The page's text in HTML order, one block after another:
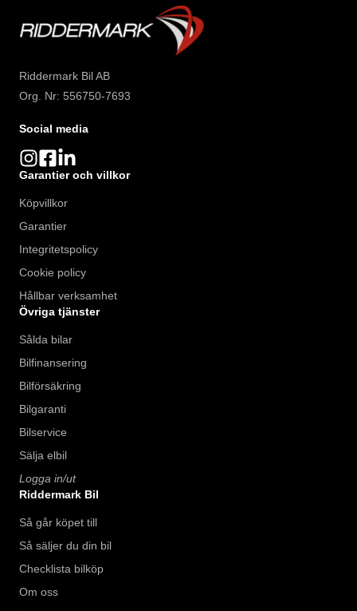
Riddermark Bil AB
Org. Nr: 556750-7693
Social media
Garantier och villkor
Köpvillkor
Garantier
Integritetspolicy
Cookie policy
Hållbar verksamhet
Övriga tjänster
Sålda bilar
Bilfinansering
Bilförsäkring
Bilgaranti
Bilservice
Sälja elbil
Logga in/ut
Riddermark Bil
Så går köpet till
Så säljer du din bil
Checklista bilköp
Om oss